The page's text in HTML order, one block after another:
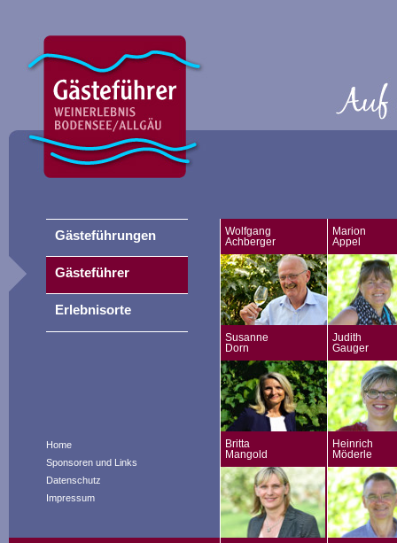
Home
Sponsoren und Links
Datenschutz
Impressum
Wolfgang
Achberger
Marion
Appel
Susanne
Dorn
Judith
Gauger
Britta
Mangold
Heinrich
Möderle
Gästeführungen
Gästeführer
Erlebnisorte